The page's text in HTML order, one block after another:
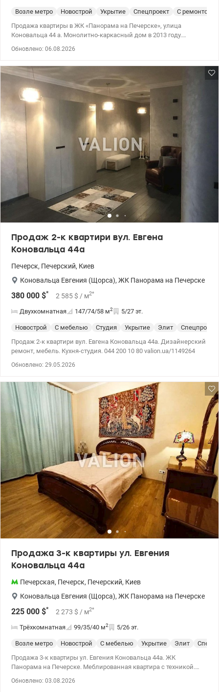
Возле метро Новострой Укрытие Спецпроект
С ремонтом
Продажа квартиры в ЖК «Панорама на Печерске», улица
Коновальца 44 а. Монолитно-каркасный дом в 2013 году.
с собственной парковкой и детской площадкой Инфраструктура:
Рядом школы, детские сады, супермаркеты, кафе и спортивные
залы. Удобная транспортная развязка позволяет быстро
добраться в любой уголок города. Есть подземный паркинг,
служит как укрытие. Цена 190000 у.е Моб. (096) 59-43-044 Вита,
без комиссии. valion.ua/1122600
Обновлено: 06.08.2026
Продаж 2-к квартири вул. Евгена
Коновальца 44а
Печерск, Печерский, Киев
Коновальца Евгения (Щорса), ЖК Панорама на Печерске
380 000 $* 2 585 $ / м2*
Двухкомнатная 147/74/58 м2 5/27 эт.
Новострой С мебелью Студия Укрытие Элит
Спецпроект
Продаж 2-к квартири вул. Евгена Коновальца 44а. Дизайнерский
ремонт, мебель. Кухня-студия. 044 200 10 80 valion.ua/1149264
Обновлено: 29.05.2026
Продажа 3-к квартиры ул. Евгения
Коновальца 44а
Печерская, Печерск, Печерский, Киев
Коновальца Евгения (Щорса), ЖК Панорама на Печерске
225 000 $* 2 273 $ / м2*
Трёхкомнатная 99/35/40 м2 5/26 эт.
Возле метро Новострой С мебелью Укрытие Элит
Продажа 3-к квартиры ул. Евгения Коновальца 44а. ЖК
Панорама на Печерске. Меблированная квартира с техникой.
Обновлено: 03.08.2026